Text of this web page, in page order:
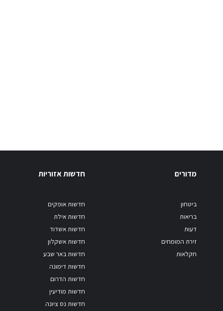
מדורים
ביטחון
בריאות
דעות
זירת המומחים
חקלאות
חדשות אזוריות
חדשות אופקים
חדשות אילת
חדשות אשדוד
חדשות אשקלון
חדשות באר שבע
חדשות דימונה
חדשות הדרום
חדשות מודיעין
חדשות נס ציונה